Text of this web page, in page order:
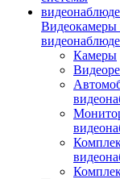
Видеокамеры
Камеры